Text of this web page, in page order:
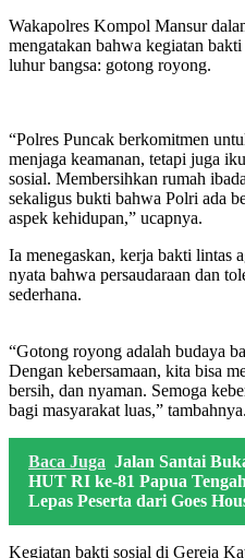
Wakapolres Kompol Mansur
mengatakan bahwa kegiatan
luhur bangsa: gotong royong.
“Polres Puncak berkomitmen
menjaga keamanan, tetapi juga
sosial. Membersihkan rumah
sekaligus bukti bahwa Polri ada
aspek kehidupan,” ucapnya.
Ia menegaskan, kerja bakti lintas
nyata bahwa persaudaraan dan
sederhana.
“Gotong royong adalah budaya
Dengan kebersamaan, kita bisa
bersih, dan nyaman. Semoga
bagi masyarakat luas,” tambahnya.
Baca Juga Jalan Santai
HUT RI ke-81 Papua
Lepas Peserta dari Goes
Kegiatan bakti sosial di Gereja